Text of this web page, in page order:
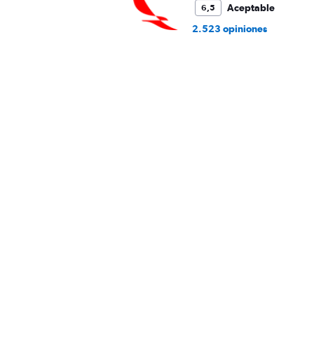
6,5
Aceptable
2.523 opiniones